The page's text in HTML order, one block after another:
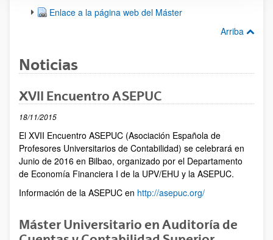
Enlace a la página web del Máster
Arriba
Noticias
XVII Encuentro ASEPUC
18/11/2015
El XVII Encuentro ASEPUC (Asociación Española de
Profesores Universitarios de Contabilidad) se celebrará en
Junio de 2016 en Bilbao, organizado por el Departamento
de Economía Financiera I de la UPV/EHU y la ASEPUC.
Información de la ASEPUC en http://asepuc.org/
Máster Universitario en Auditoría de